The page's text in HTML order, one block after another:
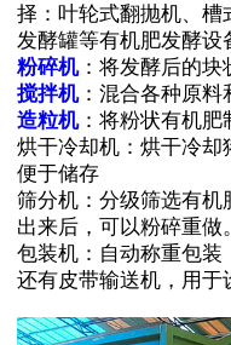
择：叶轮式翻抛机、槽
发酵罐等有机肥发酵设
粉碎机：将发酵后的块
搅拌机：混合各种原料
造粒机：将粉状有机肥
烘干冷却机：烘干冷却
便于储存
筛分机：分级筛选有机
出来后，可以粉碎重做。
包装机：自动称重包装
还有皮带输送机，用于